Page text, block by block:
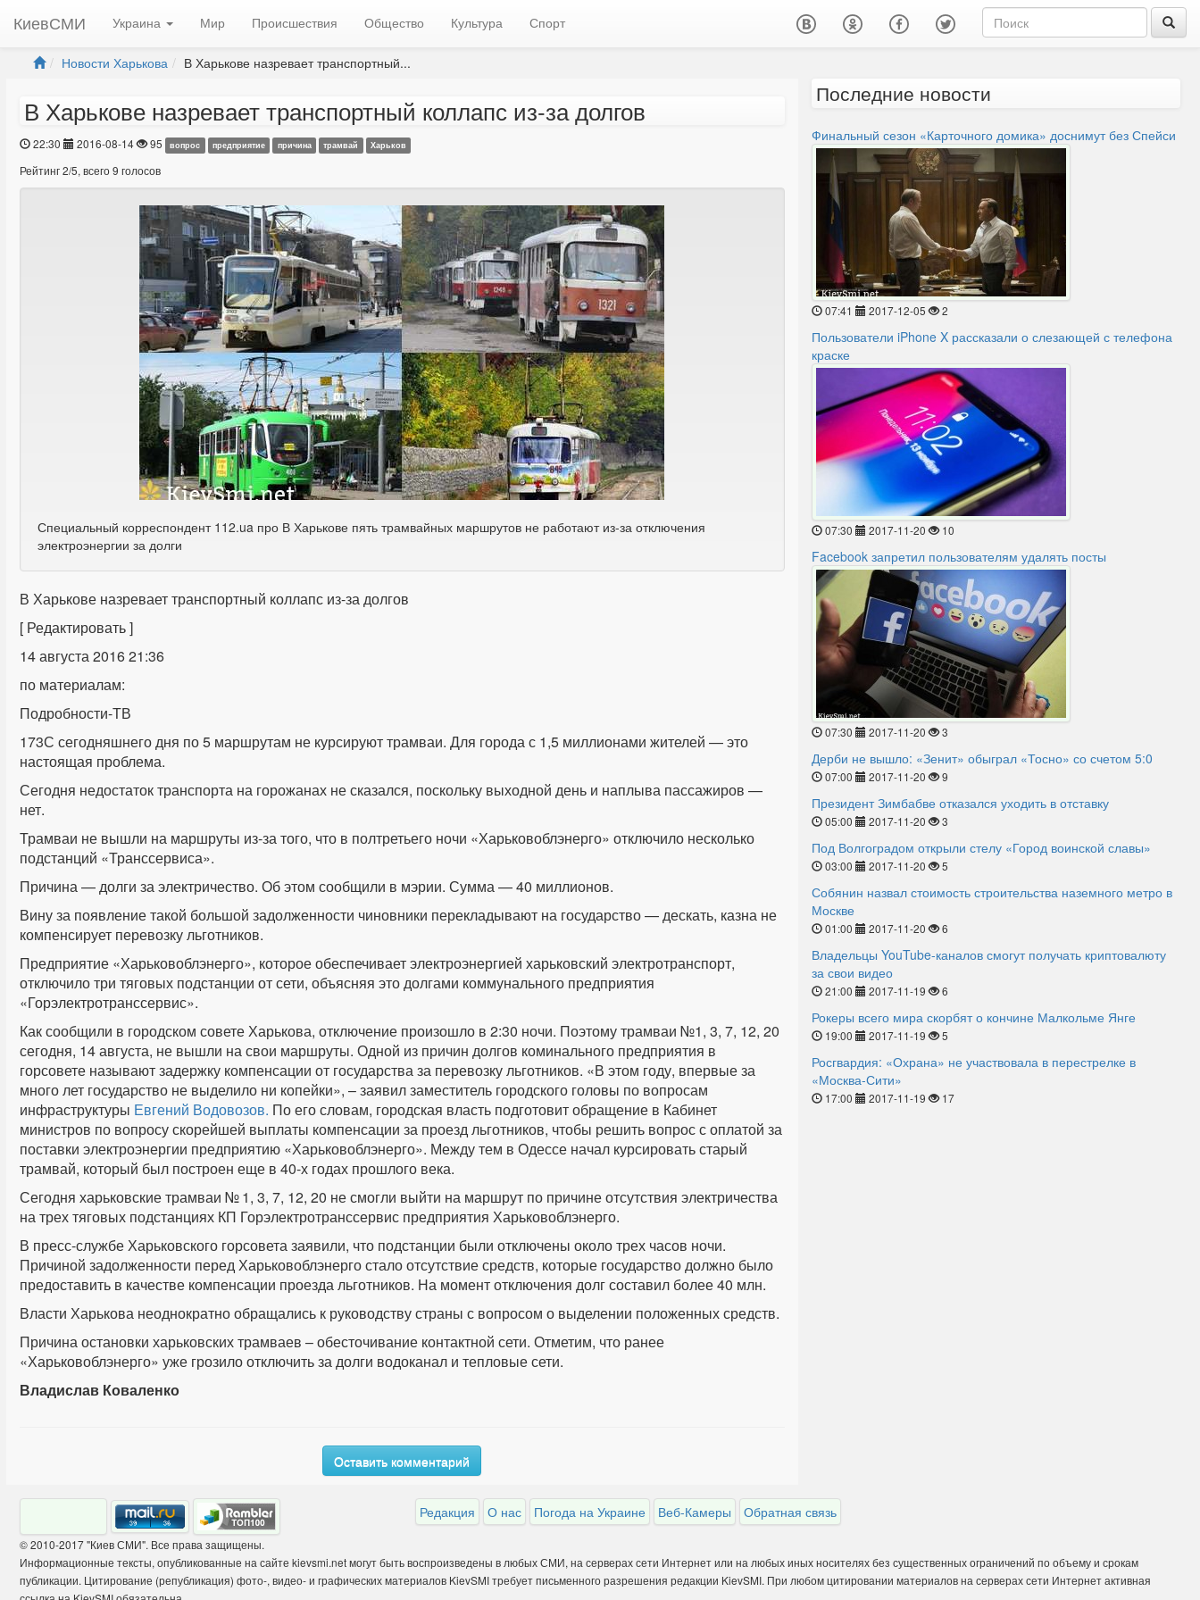
КиевСМИ Украина Мир Происшествия Общество Культура Спорт
Новости Харькова В Харькове назревает транспортный...
В Харькове назревает транспортный коллапс из-за долгов
22:30 2016-08-14 95 вопрос предприятие причина трамвай Харьков
Рейтинг2/5, всего9 голосов
Специальный корреспондент 112.ua про В Харькове пять трамвайных маршрутов не работают из-за отключения
электроэнергии за долги
В Харькове назревает транспортный коллапс из-за долгов
[ Редактировать ]
14 августа 2016 21:36
по материалам:
Подробности-ТВ
173С сегодняшнего дня по 5 маршрутам не курсируют трамваи. Для города с 1,5 миллионами жителей — это
настоящая проблема.
Сегодня недостаток транспорта на горожанах не сказался, поскольку выходной день и наплыва пассажиров —
нет.
Трамваи не вышли на маршруты из-за того, что в полтретьего ночи «Харьковоблэнерго» отключило несколько
подстанций «Транссервиса».
Причина — долги за электричество. Об этом сообщили в мэрии. Сумма — 40 миллионов.
Вину за появление такой большой задолженности чиновники перекладывают на государство — дескать, казна не
компенсирует перевозку льготников.
Предприятие «Харьковоблэнерго», которое обеспечивает электроэнергией харьковский электротранспорт,
отключило три тяговых подстанции от сети, объясняя это долгами коммунального предприятия
«Горэлектротранссервис».
Как сообщили в городском совете Харькова, отключение произошло в 2:30 ночи. Поэтому трамваи №1, 3, 7, 12, 20
сегодня, 14 августа, не вышли на свои маршруты. Одной из причин долгов коминального предприятия в
горсовете называют задержку компенсации от государства за перевозку льготников. «В этом году, впервые за
много лет государство не выделило ни копейки», – заявил заместитель городского головы по вопросам
инфраструктуры Евгений Водовозов. По его словам, городская власть подготовит обращение в Кабинет
министров по вопросу скорейшей выплаты компенсации за проезд льготников, чтобы решить вопрос с оплатой за
поставки электроэнергии предприятию «Харьковоблэнерго». Между тем в Одессе начал курсировать старый
трамвай, который был построен еще в 40-х годах прошлого века.
Сегодня харьковские трамваи № 1, 3, 7, 12, 20 не смогли выйти на маршрут по причине отсутствия электричества
на трех тяговых подстанциях КП Горэлектротранссервис предприятия Харьковоблэнерго.
В пресс-службе Харьковского горсовета заявили, что подстанции были отключены около трех часов ночи.
Причиной задолженности перед Харьковоблэнерго стало отсутствие средств, которые государство должно было
предоставить в качестве компенсации проезда льготников. На момент отключения долг составил более 40 млн.
Власти Харькова неоднократно обращались к руководству страны с вопросом о выделении положенных средств.
Причина остановки харьковских трамваев – обесточивание контактной сети. Отметим, что ранее
«Харьковоблэнерго» уже грозило отключить за долги водоканал и тепловые сети.
Владислав Коваленко
Оставить комментарий
Последние новости
Финальный сезон «Карточного домика» доснимут без Спейси
07:41 2017-12-05 2
Пользователи iPhone X рассказали о слезающей с телефона
краске
07:30 2017-11-20 10
Facebook запретил пользователям удалять посты
07:30 2017-11-20 3
Дерби не вышло: «Зенит» обыграл «Тосно» со счетом 5:0
07:00 2017-11-20 9
Президент Зимбабве отказался уходить в отставку
05:00 2017-11-20 3
Под Волгоградом открыли стелу «Город воинской славы»
03:00 2017-11-20 5
Собянин назвал стоимость строительства наземного метро в
Москве
01:00 2017-11-20 6
Владельцы YouTube-каналов смогут получать криптовалюту
за свои видео
21:00 2017-11-19 6
Рокеры всего мира скорбят о кончине Малкольме Янге
19:00 2017-11-19 5
Росгвардия: «Охрана» не участвовала в перестрелке в
«Москва-Сити»
17:00 2017-11-19 17
Редакция О нас Погода на Украине Веб-Камеры Обратная связь
© 2010-2017 "Киев СМИ". Все права защищены.
Информационные тексты, опубликованные на сайте kievsmi.net могут быть воспроизведены в любых СМИ, на серверах сети Интернет или на любых иных носителях без существенных ограничений по объему и срокам
публикации. Цитирование (републикация) фото-, видео- и графических материалов KievSMI требует письменного разрешения редакции KievSMI. При любом цитировании материалов на серверах сети Интернет активная